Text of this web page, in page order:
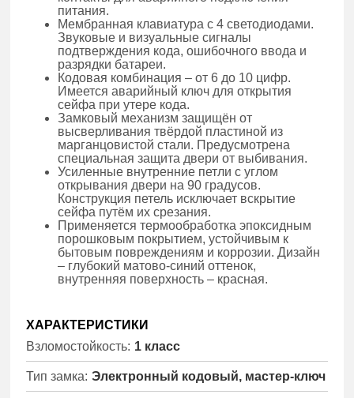
питания.
Мембранная клавиатура с 4 светодиодами.
Звуковые и визуальные сигналы
подтверждения кода, ошибочного ввода и
разрядки батареи.
Кодовая комбинация – от 6 до 10 цифр.
Имеется аварийный ключ для открытия
сейфа при утере кода.
Замковый механизм защищён от
высверливания твёрдой пластиной из
марганцовистой стали. Предусмотрена
специальная защита двери от выбивания.
Усиленные внутренние петли с углом
открывания двери на 90 градусов.
Конструкция петель исключает вскрытие
сейфа путём их срезания.
Применяется термообработка эпоксидным
порошковым покрытием, устойчивым к
бытовым повреждениям и коррозии. Дизайн
– глубокий матово-синий оттенок,
внутренняя поверхность – красная.
ХАРАКТЕРИСТИКИ
Взломостойкость: 1 класс
Тип замка: Электронный кодовый, мастер-ключ